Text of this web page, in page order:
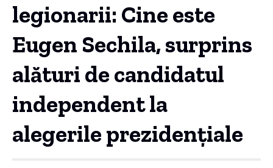
legionarii: Cine este
Eugen Sechila, surprins
alături de candidatul
independent la
alegerile prezidențiale